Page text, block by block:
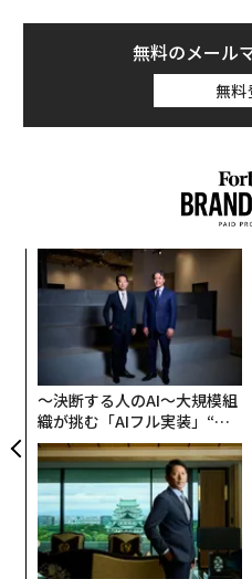
フォーチュン誌が報じたと
われたGameStopの投資家
ヴァイスプレジデントを務
し、10月に発売を予定して
店頭でユーザーにVRの威力
無料のメール
無
〜決断する人のAI〜大規模組
織が挑む「AIフル実装」“使
う”企業から“動く”企業へ【N
TTドコモビジネス×PwC】